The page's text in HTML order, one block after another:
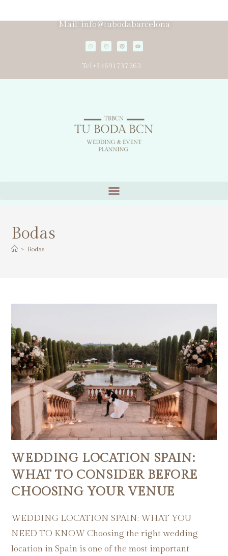
Mail: info@tubodabarcelona
Tel+34691737262
Bodas
> Bodas
WEDDING LOCATION SPAIN:
WHAT TO CONSIDER BEFORE
CHOOSING YOUR VENUE
WEDDING LOCATION SPAIN: WHAT YOU
NEED TO KNOW Choosing the right wedding
location in Spain is one of the most important